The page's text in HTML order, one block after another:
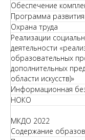
Обеспечение
Программа развития
Охрана труда
Реализации
деятельности
образовательных
дополнительных
области искусств)»
Информационная
НОКО
МКДО 2022
Содержание